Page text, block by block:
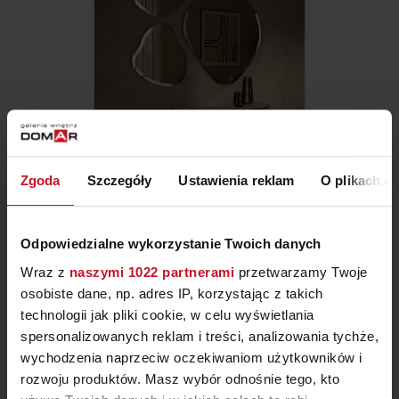
Zgoda Szczegóły Ustawienia reklam O plikach
Odpowiedzialne wykorzystanie Twoich danych
Wraz z naszymi 1022 partnerami przetwarzamy Twoje
osobiste dane, np. adres IP, korzystając z takich
technologii jak pliki cookie, w celu wyświetlania
spersonalizowanych reklam i treści, analizowania tychże,
wychodzenia naprzeciw oczekiwaniom użytkowników i
rozwoju produktów. Masz wybór odnośnie tego, kto
KONSOLA RADO KERAMIK
ZAPYTAJ O CENĘ W SALONIE